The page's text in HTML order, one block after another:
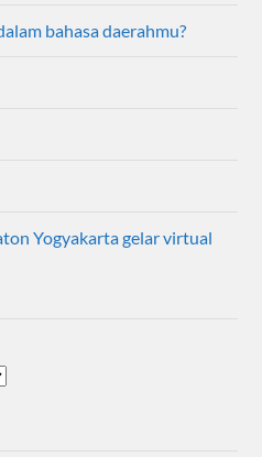
bahasa daerahmu?
Yogyakarta gelar virtual